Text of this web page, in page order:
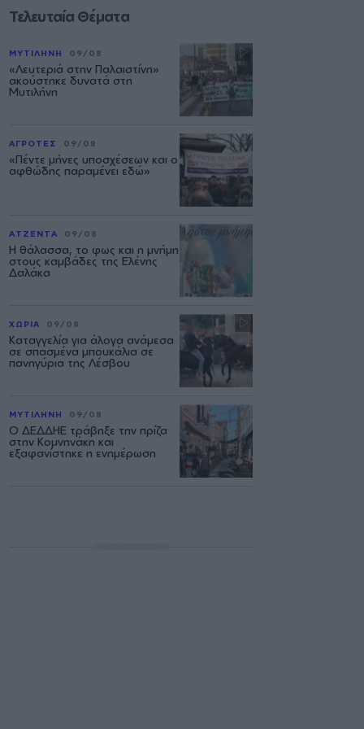
Τελευταία Θέματα
ΜΥΤΙΛΗΝΗ 09/08
«Λευτεριά στην Παλαιστίνη»
ακούστηκε δυνατά στη
Μυτιλήνη
ΑΓΡΟΤΕΣ 09/08
«Πέντε μήνες υποσχέσεων και ο
αφθώδης παραμένει εδώ»
ΑΤΖΕΝΤΑ 09/08
Η θάλασσα, το φως και η μνήμη
στους καμβάδες της Ελένης
Δαλάκα
ΧΩΡΙΑ 09/08
Καταγγελία για άλογα ανάμεσα
σε σπασμένα μπουκάλια σε
πανηγύρια της Λέσβου
ΜΥΤΙΛΗΝΗ 09/08
Ο ΔΕΔΔΗΕ τράβηξε την πρίζα
στην Κομνηνάκη και
εξαφανίστηκε η ενημέρωση